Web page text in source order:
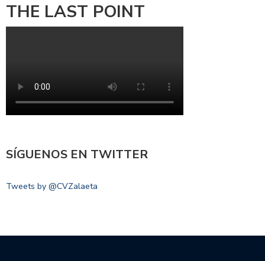
THE LAST POINT
SÍGUENOS EN TWITTER
Tweets by @CVZalaeta